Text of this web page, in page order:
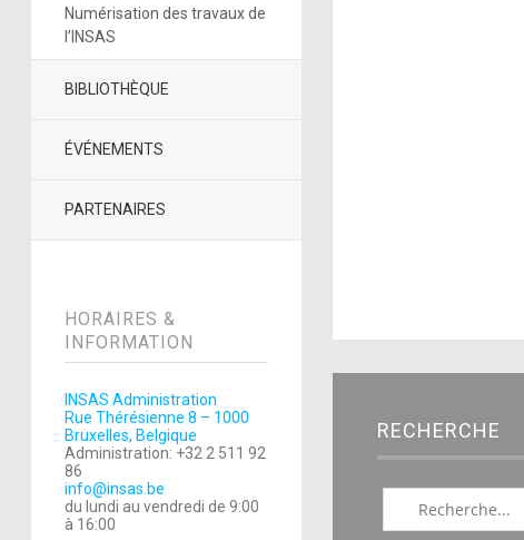
Numérisation des travaux de
l’INSAS
BIBLIOTHÈQUE
ÉVÉNEMENTS
PARTENAIRES
HORAIRES &
INFORMATION
INSAS Administration
Rue Thérésienne 8 – 1000
Bruxelles, Belgique
Administration: +32 2 511 92
86
info@insas.be
du lundi au vendredi de 9:00
à 16:00
RECHERCHE